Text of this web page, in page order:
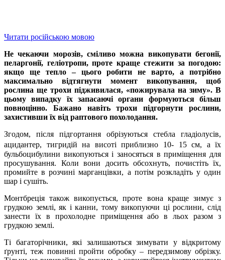
Читати російською мовою
Не чекаючи морозів, сміливо можна викопувати бегонії,
пеларгонії, геліотропи, проте краще стежити за погодою:
якщо ще тепло – цього робити не варто, а потрібно
максимально відтягнути момент викопування, щоб
рослина ще трохи підживилася, «пожирувала на зиму». В
цьому випадку їх запасаючі органи формуються більш
повноцінно. Бажано навіть трохи підгорнути рослини,
захистивши їх від раптового похолодання.
Згодом, після підгортання обрізуються стебла гладіолусів,
ацидантер, тигридій на висоті приблизно 10- 15 см, а їх
бульбоцибулини викопуються і заносяться в приміщення для
просушування. Коли вони досить обсохнуть, почистіть їх,
промийте в розчині марганцівки, а потім розкладіть у один
шар і сушіть.
Монтбреція також викопується, проте вона краще зимує з
грудкою землі, як і канни, тому викопуючи ці рослини, слід
занести їх в прохолодне приміщення або в льох разом з
грудкою землі.
Ті багаторічники, які залишаються зимувати у відкритому
ґрунті, теж повинні пройти обробку – передзимову обрізку.